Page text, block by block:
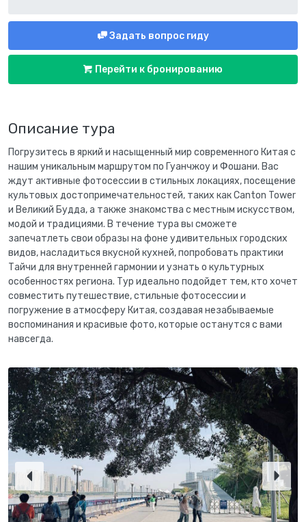
Описание тура
Погрузитесь в яркий и насыщенный мир современного Китая с
нашим уникальным маршрутом по Гуанчжоу и Фошани. Вас
ждут активные фотосессии в стильных локациях, посещение
культовых достопримечательностей, таких как Canton Tower
и Великий Будда, а также знакомства с местным искусством,
модой и традициями. В течение тура вы сможете
запечатлеть свои образы на фоне удивительных городских
видов, насладиться вкусной кухней, попробовать практики
Тайчи для внутренней гармонии и узнать о культурных
особенностях региона. Тур идеально подойдет тем, кто хочет
совместить путешествие, стильные фотосессии и
погружение в атмосферу Китая, создавая незабываемые
воспоминания и красивые фото, которые останутся с вами
навсегда.
Задать вопрос гиду
Перейти к бронированию